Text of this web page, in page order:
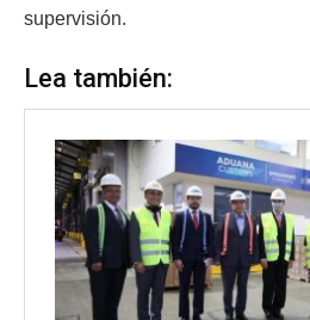
supervisión.
Lea también: